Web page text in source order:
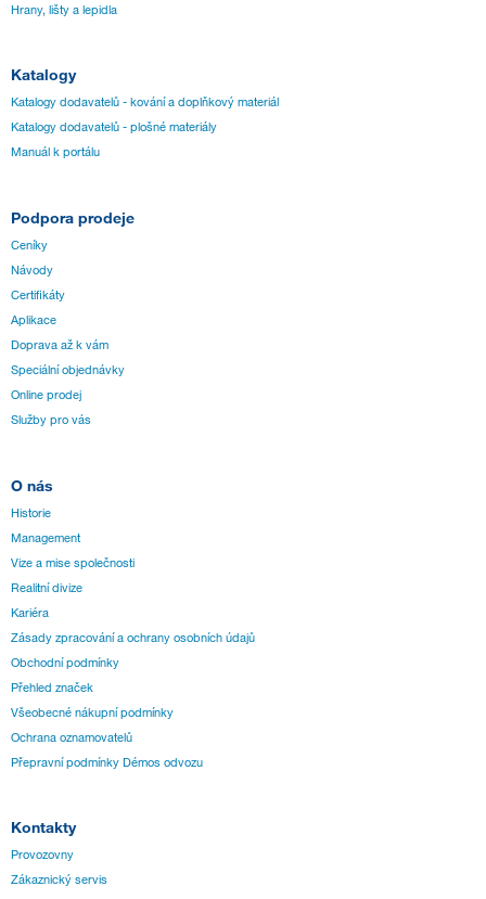
Hrany, lišty a lepidla
Katalogy
Katalogy dodavatelů - kování a doplňkový materiál
Katalogy dodavatelů - plošné materiály
Manuál k portálu
Podpora prodeje
Ceníky
Návody
Certifikáty
Aplikace
Doprava až k vám
Speciální objednávky
Online prodej
Služby pro vás
O nás
Historie
Management
Vize a mise společnosti
Realitní divize
Kariéra
Zásady zpracování a ochrany osobních údajů
Obchodní podmínky
Přehled značek
Všeobecné nákupní podmínky
Ochrana oznamovatelů
Přepravní podmínky Démos odvozu
Kontakty
Provozovny
Zákaznický servis